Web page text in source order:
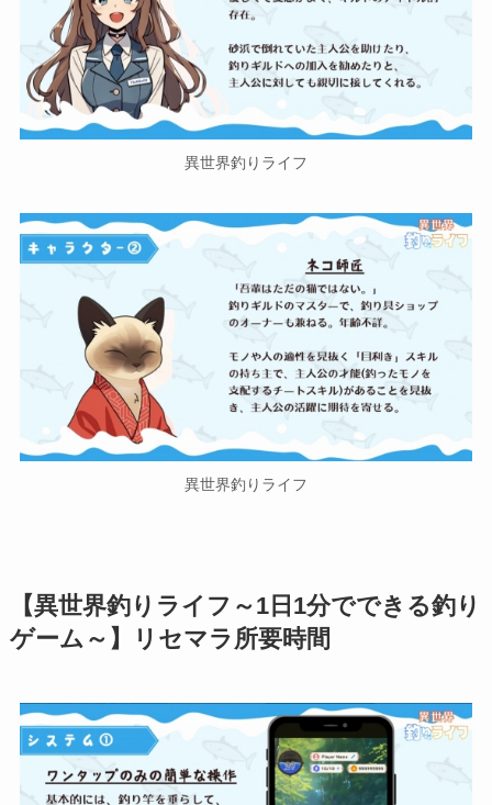
異世界釣りライフ
異世界釣りライフ
【異世界釣りライフ～1日1分でできる釣り
ゲーム～】リセマラ所要時間